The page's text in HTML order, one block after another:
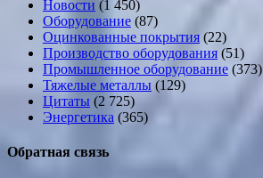
Новости (1 450)
Оборудование (87)
Оцинкованные покрытия (22)
Производство оборудования (51)
Промышленное оборудование (373)
Тяжелые металлы (129)
Цитаты (2 725)
Энергетика (365)
Обратная связь